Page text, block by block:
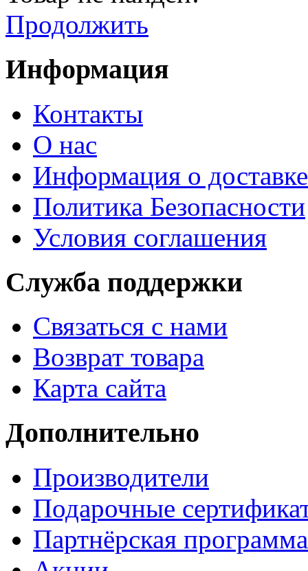
Продолжить
Информация
Контакты
О нас
Информация о доставке
Политика Безопасности
Условия соглашения
Служба поддержки
Связаться с нами
Возврат товара
Карта сайта
Дополнительно
Производители
Подарочные
Партнёрская программа